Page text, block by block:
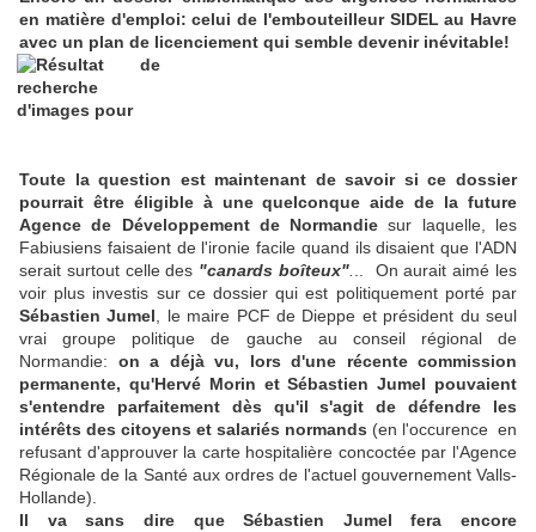
en matière d'emploi: celui de l'embouteilleur SIDEL au Havre
avec un plan de licenciement qui semble devenir inévitable!
Toute la question est maintenant de savoir si ce dossier
pourrait être éligible à une quelconque aide de la future
Agence de Développement de Normandie sur laquelle, les
Fabiusiens faisaient de l'ironie facile quand ils disaient que l'ADN
serait surtout celle des "canards boîteux"
.. On aurait aimé les
voir plus investis sur ce dossier qui est politiquement porté par
Sébastien Jumel , le maire PCF de Dieppe et président du seul
vrai groupe politique de gauche au conseil régional de
Normandie: on a déjà vu, lors d'une récente commission
permanente, qu'Hervé Morin et Sébastien Jumel pouvaient
s'entendre parfaitement dès qu'il s'agit de défendre les
intérêts des citoyens et salariés normands (en l'occurence en
refusant d'approuver la carte hospitalière concoctée par l'Agence
Régionale de la Santé aux ordres de l'actuel gouvernement Valls-
Hollande).
Il va sans dire que Sébastien Jumel fera encore